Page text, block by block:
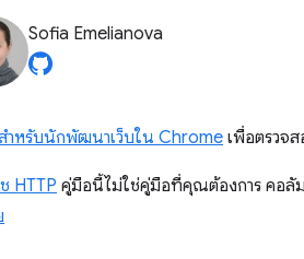
Sofia Emelianova
ำหรับนักพัฒนาเว็บใน Chrome เพื่อตรวจ
HTTP คู่มือนี้ไม่ใช่คู่มือที่คุณต้องการ คอลั